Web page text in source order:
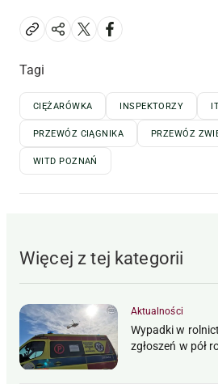
Tagi
CIĘŻARÓWKA INSPEKTORZY
PRZEWÓZ CIĄGNIKA PRZEWÓZ
WITD POZNAŃ
Więcej z tej kategorii
Aktualności
Wypadki w
zgłoszeń w pół